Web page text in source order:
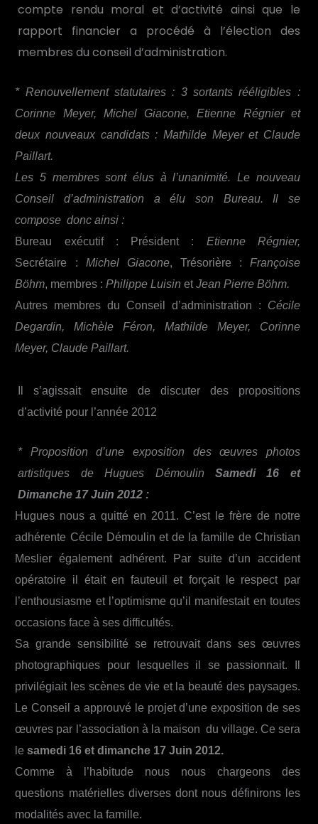
compte rendu moral et d’activité ainsi que le
rapport financier a procédé à l’élection des
membres du conseil d’administration.
* Renouvellement statutaires : 3 sortants rééligibles :
Corinne Meyer, Michel Giacone, Etienne Régnier et
deux nouveaux candidats : Mathilde Meyer et Claude
Paillart.
Les 5 membres sont élus à l’unanimité. Le nouveau
Conseil d’administration a élu son Bureau. Il se
compose donc ainsi :
Bureau exécutif : Président : Etienne Régnier,
Secrétaire : Michel Giacone, Trésorière : Françoise
Böhm, membres :Philippe Luisin etJean Pierre Böhm.
Autres membres du Conseil d’administration : Cécile
Degardin, Michèle Féron, Mathilde Meyer, Corinne
Meyer, Claude Paillart.
Il s’agissait ensuite de discuter des propositions
d’activité pour l’année 2012
* Proposition d’une exposition des œuvres photos
artistiques de Hugues Démoulin Samedi 16 et
Dimanche 17 Juin 2012 :
Hugues nous a quitté en 2011. C’est le frère de notre
adhérente Cécile Démoulin et de la famille de Christian
Meslier également adhérent. Par suite d’un accident
opératoire il était en fauteuil et forçait le respect par
l’enthousiasme et l’optimisme qu’il manifestait en toutes
occasions face à ses difficultés.
Sa grande sensibilité se retrouvait dans ses œuvres
photographiques pour lesquelles il se passionnait. Il
privilégiait les scènes de vie et la beauté des paysages.
Le Conseil a approuvé le projet d’une exposition de ses
œuvres par l’association à la maison du village. Ce sera
lesamedi 16 et dimanche 17 Juin 2012.
Comme à l’habitude nous nous chargeons des
questions matérielles diverses dont nous définirons les
modalités avec la famille.